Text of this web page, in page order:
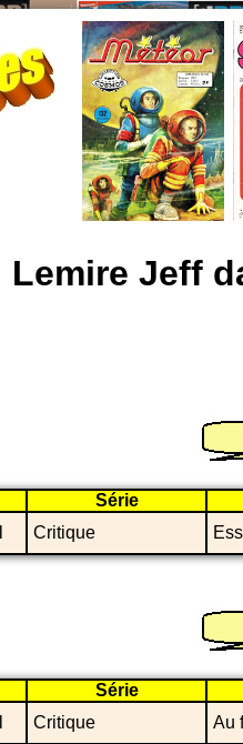
Lemire Jeff
Série
Critique
Série
Critique Au